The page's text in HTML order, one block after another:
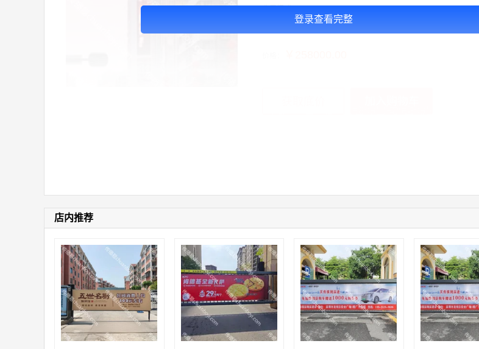
登录查看完整
11:44:28 130****3379 联系了该媒体所在商家
08:36:41 191****0991 联系了该媒体所在商家
05:24:34 186****8762 联系了该媒体所在商家
06:11:20 166****9198 联系了该媒体所在商家
05:17:23 182****1341 联系了该媒体所在商家
03:00:41 153****4020 联系了该媒体所在商家
05:19:34 150****6182 联系了该媒体所在商家
03:27:46 181****7631
联系了该媒体所在商家
店内推荐